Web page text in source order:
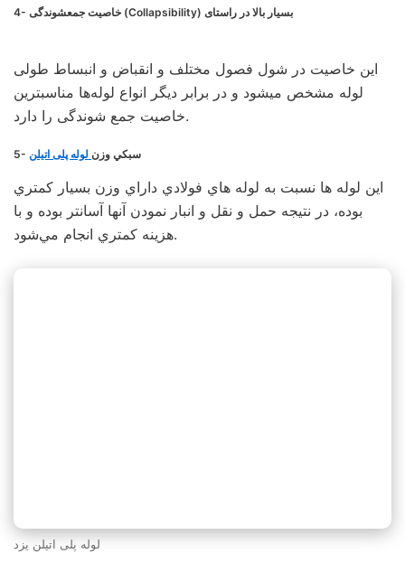
4- خاصيت جمعشوندگی (Collapsibility) بسيار بالا در راستای
این خاصیت در شول فصول مختلف و انقباض و انبساط طولی
لوله مشخص میشود و در برابر دیگر انواع لوله‌ها مناسبترین
خاصیت جمع شوندگی را دارد.
5- سبكي وزن لوله پلی اتیلن
اين لوله ها نسبت به لوله هاي فولادي داراي وزن بسيار كمتري
بوده، در نتيجه حمل و نقل و انبار نمودن آنها آسانتر بوده و با
هزينه كمتري انجام مي‌شود.
لوله پلی اتیلن یزد